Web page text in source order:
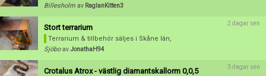
Billesholm av RaglanKitten3
Stort terrarium
Terrarium & tillbehör säljes i Skåne län,
Sjöbo avJonathaH94
2 dagar sen
Crotalus Atrox - västlig diamantskallorm 0,0,5 3 dagar sen